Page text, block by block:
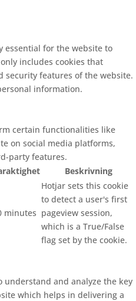
essential for the website to
includes cookies that
security features of the website.
information.
certain functionalities like
on social media platforms,
party features.
Beskrivning
minutes
Hotjar sets this cookie
to detect a user's first
pageview session,
which is a True/False
flag set by the cookie.
understand and analyze the key
which helps in delivering a